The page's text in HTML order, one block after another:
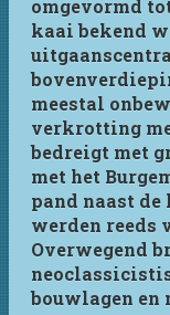
omgevormd
kaai bekend
meestal
verkrotting
bedreigt met
met het
pand naast
werden reeds
Overwegend
bouwlagen en